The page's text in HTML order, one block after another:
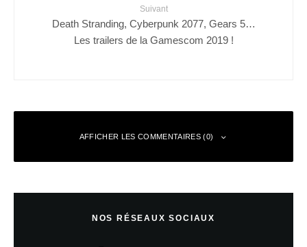
Suivant
Death Stranding, Cyberpunk 2077, Gears 5…
Les trailers de la Gamescom 2019 !
AFFICHER LES COMMENTAIRES (0)
NOS RÉSEAUX SOCIAUX